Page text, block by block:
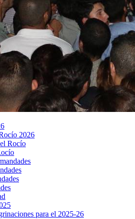
2026
Rocío
para el 2025-26